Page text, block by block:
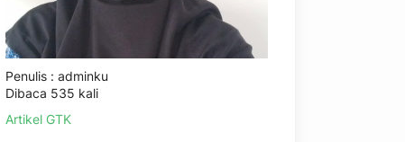
Penulis : adminku
Dibaca 535 kali
Artikel GTK